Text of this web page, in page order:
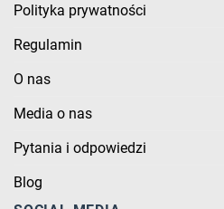
Polityka prywatności
Regulamin
O nas
Media o nas
Pytania i odpowiedzi
Blog